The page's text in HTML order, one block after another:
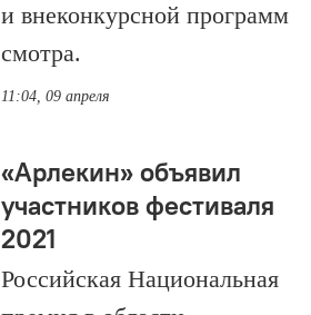
и внеконкурсной программ
смотра.
11:04, 09 апреля
«Арлекин» объявил
участников фестиваля
2021
Российская Национальная